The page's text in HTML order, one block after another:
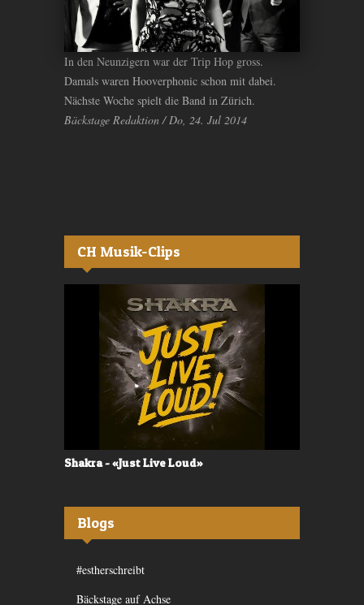
In den Neunzigern war der Trip Hop gross.
Damals waren Hooverphonic schon mit dabei.
Nächste Woche spielt die Band in Zürich.
Bäckstage Redaktion / Do, 24. Jul 2014
CH Musik-Clips
Shakra - «Just Live Loud»
Blogs
#estherschreibt
Bäckstage auf Achse